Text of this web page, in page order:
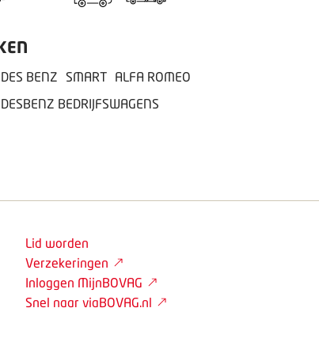
BENZ SMART ALFA ROMEO
BEDRIJFSWAGENS
Lid worden
Verzekeringen
Inloggen MijnBOVAG
Snel naar viaBOVAG.nl